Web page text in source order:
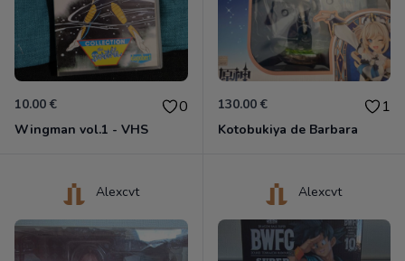
10.00 € 0
Wingman vol.1 - VHS
130.00 € 1
Kotobukiya de Barbara
Alexcvt Alexcvt